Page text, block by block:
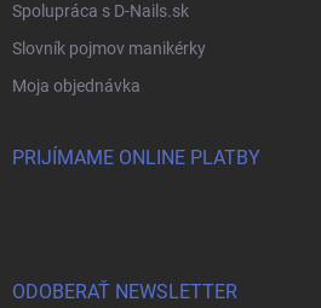
Spolupráca s D-Nails.sk
Slovník pojmov manikérky
Moja objednávka
PRIJÍMAME ONLINE PLATBY
ODOBERAŤ NEWSLETTER